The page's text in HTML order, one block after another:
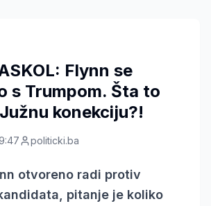
Flynn se
s Trumpom. Šta to
konekciju?!
politicki.ba
otvoreno radi protiv
pitanje je koliko